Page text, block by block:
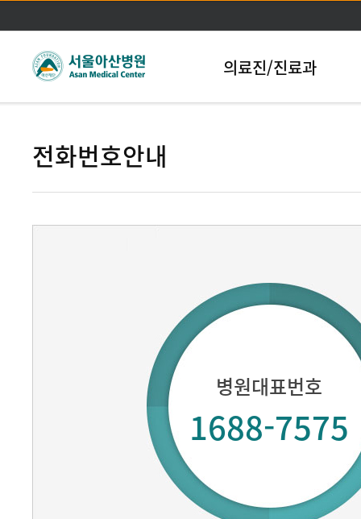
본문바로가기
의료진/진료과
전화번호안내
병원대표번호
1688-7575